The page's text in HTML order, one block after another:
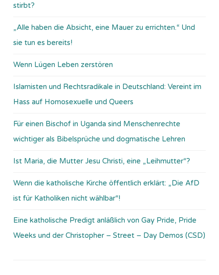
stirbt?
„Alle haben die Absicht, eine Mauer zu errichten.“ Und
sie tun es bereits!
Wenn Lügen Leben zerstören
Islamisten und Rechtsradikale in Deutschland: Vereint im
Hass auf Homosexuelle und Queers
Für einen Bischof in Uganda sind Menschenrechte
wichtiger als Bibelsprüche und dogmatische Lehren
Ist Maria, die Mutter Jesu Christi, eine „Leihmutter“?
Wenn die katholische Kirche öffentlich erklärt: „Die AfD
ist für Katholiken nicht wählbar“!
Eine katholische Predigt anläßlich von Gay Pride, Pride
Weeks und der Christopher – Street – Day Demos (CSD)